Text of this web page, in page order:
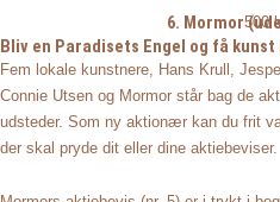
6. Mormor500
Bliv en Paradisets Engel og få
Fem lokale kunstnere, Hans Krull,
Connie Utsen og Mormor står bag de
udsteder. Som ny aktionær kan du frit
der skal pryde dit eller dine aktiebeviser.